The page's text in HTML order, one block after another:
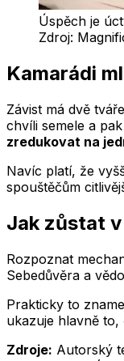
Úspěch je
Zdroj:
Kamarádi
Závist má dvě
chvíli semele a
zredukovat na
Navíc platí, že
spouštěčům
Jak zůstat
Rozpoznat
Sebedůvěra a
Prakticky to
ukazuje hlavně to,
Zdroje: Autorský